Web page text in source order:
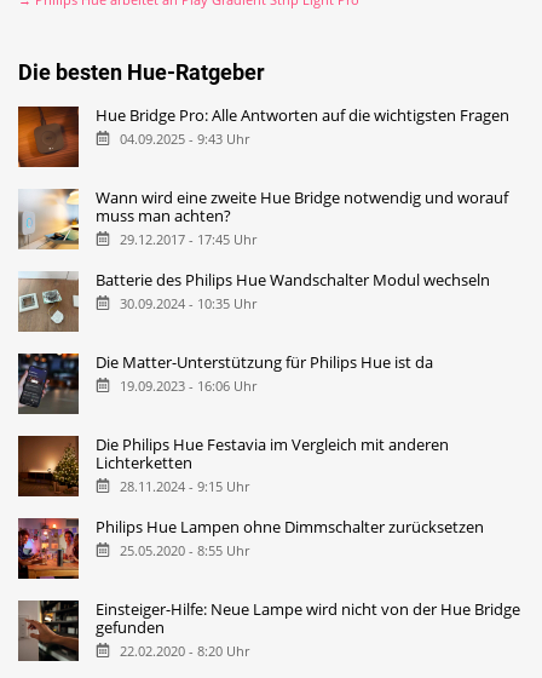
Die besten Hue-Ratgeber
Hue Bridge Pro: Alle Antworten auf die wichtigsten Fragen
04.09.2025 - 9:43 Uhr
Wann wird eine zweite Hue Bridge notwendig und worauf
muss man achten?
29.12.2017 - 17:45 Uhr
Batterie des Philips Hue Wandschalter Modul wechseln
30.09.2024 - 10:35 Uhr
Die Matter-Unterstützung für Philips Hue ist da
19.09.2023 - 16:06 Uhr
Die Philips Hue Festavia im Vergleich mit anderen
Lichterketten
28.11.2024 - 9:15 Uhr
Philips Hue Lampen ohne Dimmschalter zurücksetzen
25.05.2020 - 8:55 Uhr
Einsteiger-Hilfe: Neue Lampe wird nicht von der Hue Bridge
gefunden
22.02.2020 - 8:20 Uhr